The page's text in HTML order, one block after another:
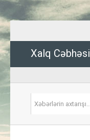
Xalq Cəbhəsi